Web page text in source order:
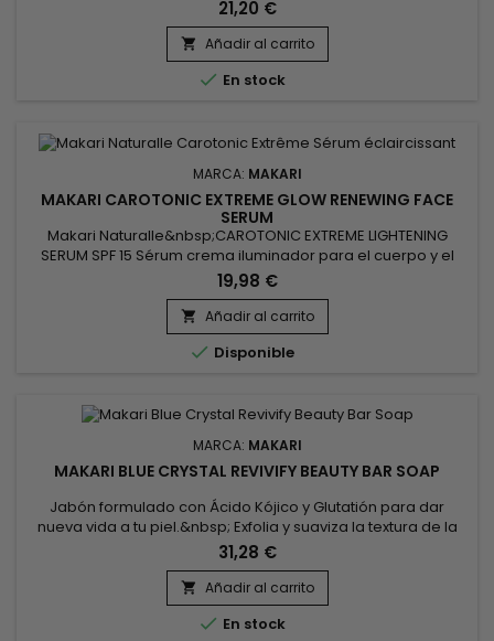
Radiance Facial Scrub refina la textura de la piel, suaviza los
rasgos faciales y hace que la tez sea más luminosa.&nbsp;
¡Al instante, deja la piel suave y confortable después de...
21,20 €
 Añadir al carrito
 En stock
MARCA: MAKARI
MAKARI CAROTONIC EXTREME GLOW RENEWING FACE
SERUM
Makari Naturalle&nbsp;CAROTONIC EXTREME LIGHTENING
SERUM SPF 15 Sérum crema iluminador para el cuerpo y el
rostro, combate las imperfecciones, aclara las manchas
marrones y unifica la tez. Enriquecido con aceite de
zanahoria, extracto de morera blanca y extracto de planta
de regaliz, el suero en crema unificador Makari Naturalle
Carotonic Extrême...
19,98 €
 Añadir al carrito
 Disponible
MARCA: MAKARI
MAKARI BLUE CRYSTAL REVIVIFY BEAUTY BAR SOAP
Jabón formulado con Ácido Kójico y Glutatión para dar
nueva vida a tu piel.&nbsp; Exfolia y suaviza la textura de la
piel, limpia suavemente. Makari Blue Crystal hidrata, estimula
la renovación celular.&nbsp; El jabón de glutatión de Makari
reduce la apariencia de imperfecciones, pecas, manchas
oscuras, unifica la piel y restaura la luminosidad de la...
31,28 €
 Añadir al carrito
 En stock